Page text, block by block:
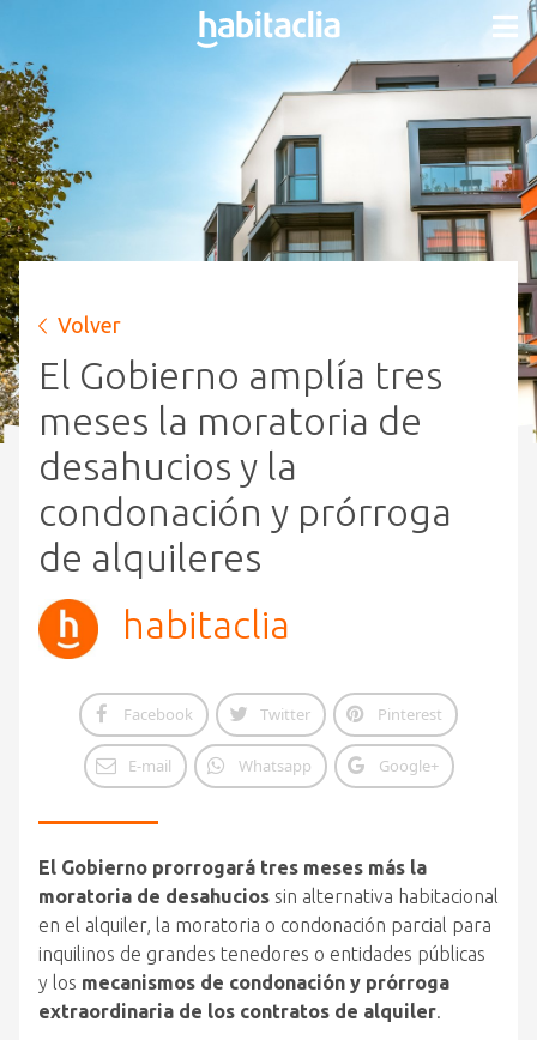
Volver
El Gobierno amplía tres
meses la moratoria de
desahucios y la
condonación y prórroga
de alquileres
habitaclia
Facebook Twitter Pinterest
E-mail Whatsapp Google+
El Gobierno prorrogará tres meses más la
moratoria de desahucios sin alternativa habitacional
en el alquiler, la moratoria o condonación parcial para
inquilinos de grandes tenedores o entidades públicas
y los mecanismos de condonación y prórroga
extraordinaria de los contratos de alquiler.